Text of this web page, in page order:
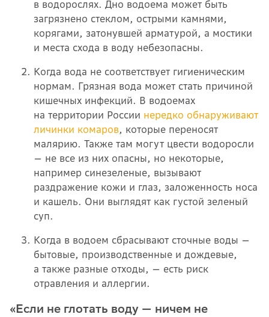
в водорослях. Дно водоема может быть
загрязнено стеклом, острыми камнями,
корягами, затонувшей арматурой, а мостики
и места схода в воду небезопасны.
Когда вода не соответствует гигиеническим
нормам. Грязная вода может стать причиной
кишечных инфекций. В водоемах
на территории России нередко обнаруживают
личинки комаров, которые переносят
малярию. Также там могут цвести водоросли
— не все из них опасны, но некоторые,
например синезеленые, вызывают
раздражение кожи и глаз, заложенность носа
и кашель. Они выглядят как густой зеленый
суп.
Когда в водоем сбрасывают сточные воды —
бытовые, производственные и дождевые,
а также разные отходы, — есть риск
отравления и аллергии.
«Если не глотать воду — ничем не